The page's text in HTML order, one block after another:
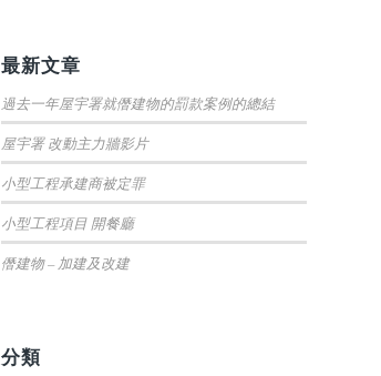
最新文章
過去一年屋宇署就僭建物的罰款案例的總結
屋宇署 改動主力牆影片
小型工程承建商被定罪
小型工程項目 開餐廳
僭建物 – 加建及改建
分類